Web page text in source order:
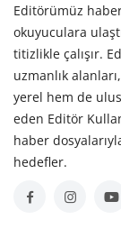
Editörümüz
okuyuculara
titizlikle çalışır.
uzmanlık
yerel hem de
eden Editör
haber
hedefler.